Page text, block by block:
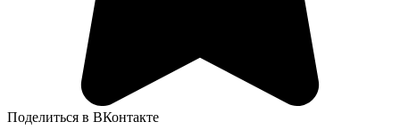
Поделиться в ВКонтакте